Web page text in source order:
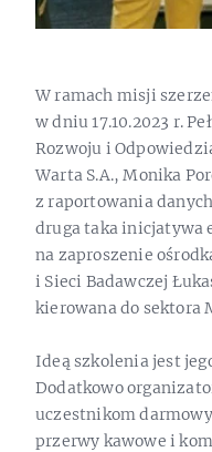
W ramach misji
w dniu 17.10.2023 r.
Rozwoju i
Warta S.A., Monika
z raportowania
druga taka inicjatywa
na zaproszenie
i Sieci Badawczej
kierowana do sektora
Ideą szkolenia jest
Dodatkowo
uczestnikom
przerwy kawowe i